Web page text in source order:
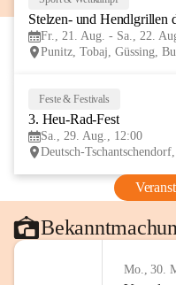
Stelzen- und Hendlgrillen
Fr., 21. Aug. - Sa., 22.
Punitz, Tobaj, Güssing,
Feste & Festivals
3. Heu-Rad-Fest
Sa., 29. Aug., 12:00
Deutsch-
Mo., 30.